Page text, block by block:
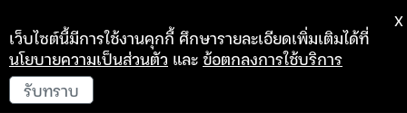
เว็บไซต์นี้มีการใช้งานคุกกี้ ศึกษารายละเอียดเพิ่มเติมได้ที่
นโยบายความเป็นส่วนตัว และข้อตกลงการใช้บริการ
รับทราบ
X